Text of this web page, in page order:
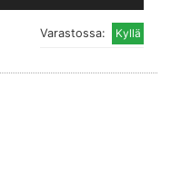
Varastossa: